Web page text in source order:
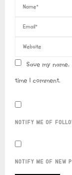
Save my
time I comment.
NOTIFY ME OF
NOTIFY ME OF NEW